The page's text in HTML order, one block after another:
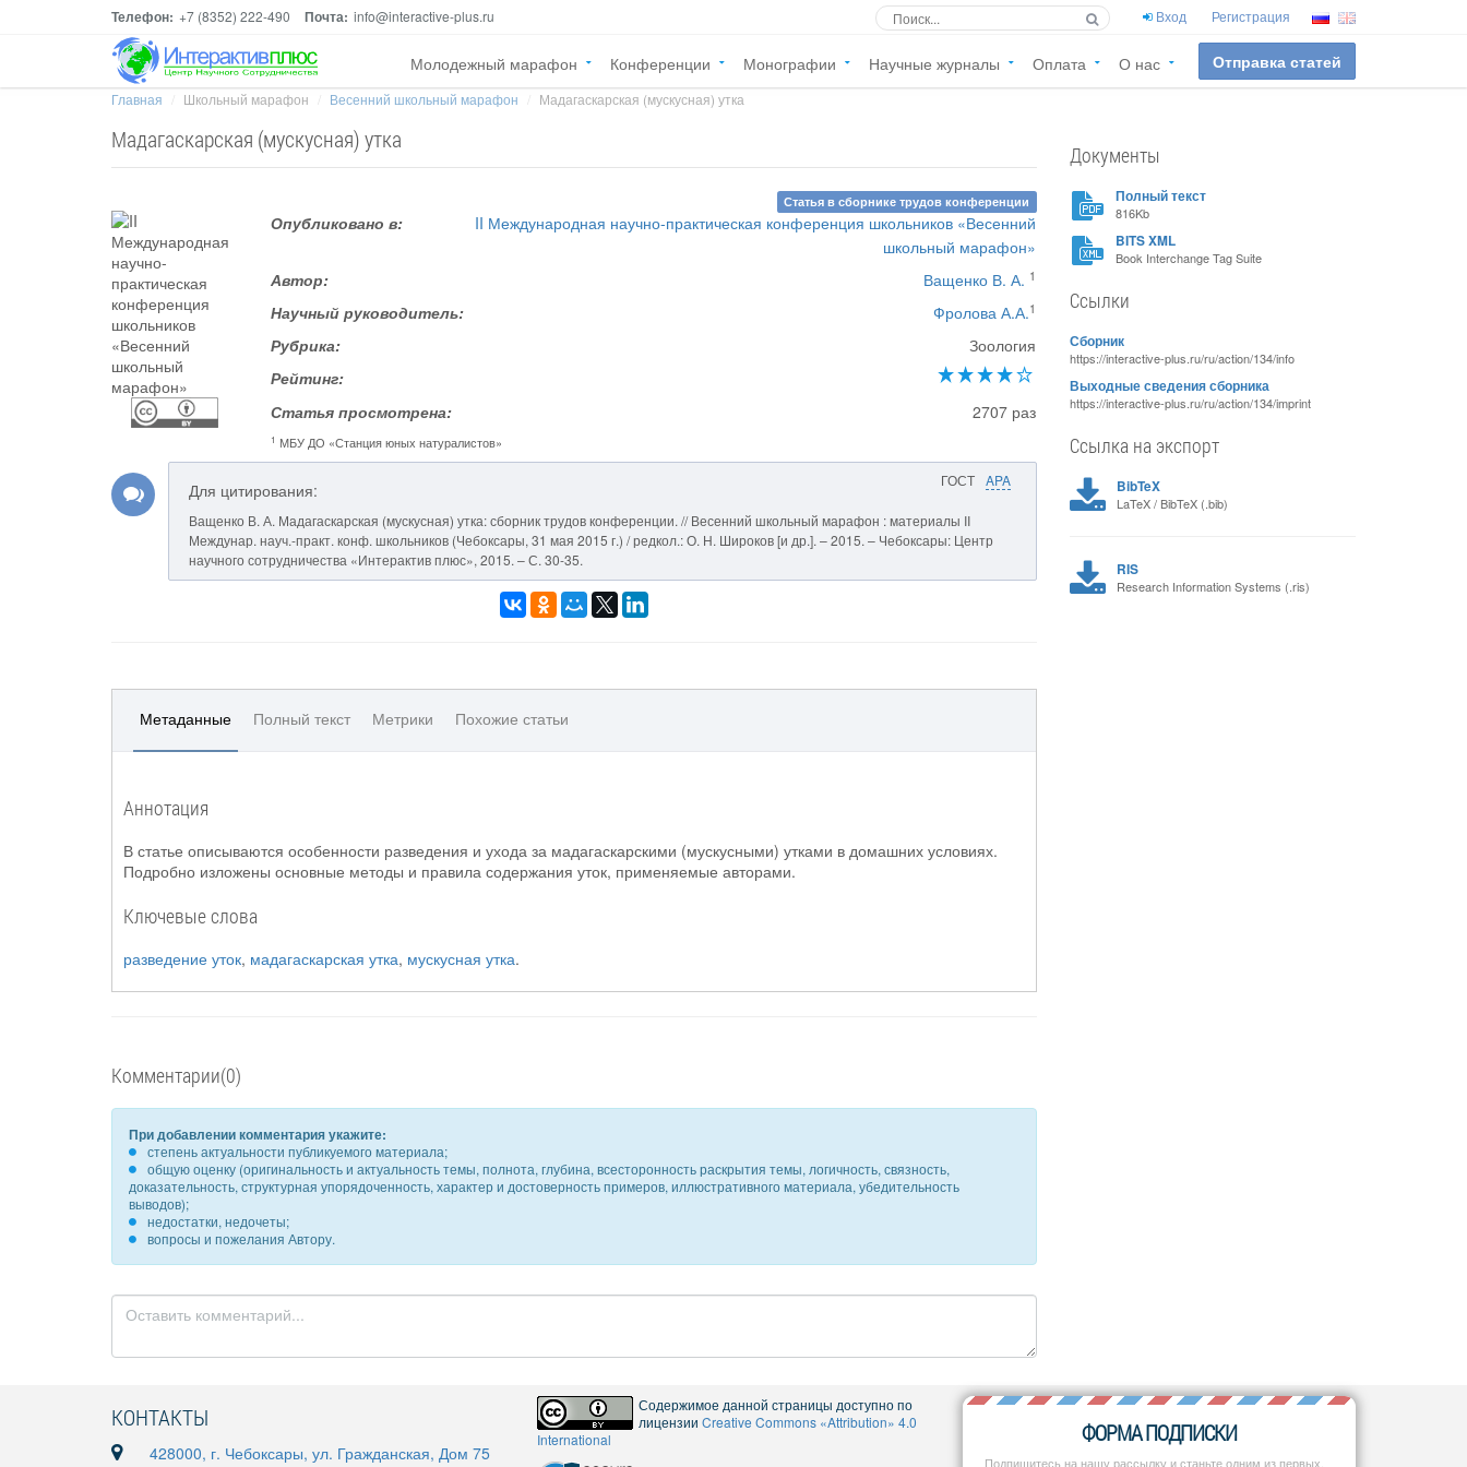
Телефон: +7 (8352) 222-490 Почта: info@interactive-plus.ru Вход Регистрация
Молодежный марафон Конференции Монографии Научные журналы Оплата О нас Отправка статей
Главная Школьный марафон Весенний школьный марафон Мадагаскарская (мускусная) утка
Мадагаскарская (мускусная) утка
Статья в сборнике трудов конференции
Опубликовано в:
II Международная научно-практическая конференция школьников «Весенний
школьный марафон»
Автор:
Ващенко В. А. 1
Научный руководитель: Фролова А.А.1
Рубрика:
Зоология
Рейтинг:
Статья просмотрена:
2707 раз
1 МБУ ДО «Станция юных натуралистов»
ГОСТ APA
Для цитирования:
Ващенко В. А. Мадагаскарская (мускусная) утка: сборник трудов конференции. // Весенний школьный марафон : материалы II
Междунар. науч.-практ. конф. школьников (Чебоксары, 31 мая 2015 г.) / редкол.: О. Н. Широков [и др.]. – 2015. – Чебоксары: Центр
научного сотрудничества «Интерактив плюс», 2015. – С. 30-35.
Метаданные Полный текст Метрики Похожие статьи
Аннотация
В статье описываются особенности разведения и ухода за мадагаскарскими (мускусными) утками в домашних условиях.
Подробно изложены основные методы и правила содержания уток, применяемые авторами.
Ключевые слова
разведение уток, мадагаскарская утка, мускусная утка.
Комментарии(0)
При добавлении комментария укажите:
степень актуальности публикуемого материала;
общую оценку (оригинальность и актуальность темы, полнота, глубина, всесторонность раскрытия темы, логичность, связность,
доказательность, структурная упорядоченность, характер и достоверность примеров, иллюстративного материала, убедительность
выводов);
недостатки, недочеты;
вопросы и пожелания Автору.
Документы
Полный текст
816Kb
BITS XML
Book Interchange Tag Suite
Ссылки
Сборник
https://interactive-plus.ru/ru/action/134/info
Выходные сведения сборника
https://interactive-plus.ru/ru/action/134/imprint
Ссылка на экспорт
BibTeX
LaTeX / BibTeX (.bib)
RIS
Research Information Systems (.ris)
КОНТАКТЫ
428000, г. Чебоксары, ул. Гражданская, Дом 75
Содержимое данной страницы доступно по
лицензии Creative Commons «Attribution» 4.0
International
ФОРМА ПОДПИСКИ
Подпишитесь на нашу рассылку и станьте одним из первых,